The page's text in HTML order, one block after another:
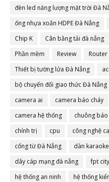
đèn led năng lượng mặt trời Đà
ống nhựa xoắn HDPE Đà Nẵng
Chip K
Cân bằng tải đà nẵng
Phần mềm
Review
Thiết bị tường lửa Đà Nẵng
bộ chuyển đổi giao thức Đà Nẵng
camera ai
camera báo cháy
camera hệ thống
chuông
chính trị
cpu công nghệ
cổng từ Đà Nẵng
dàn
dây cáp mạng đà nẵng
fpt
hệ thống an ninh
hệ thống